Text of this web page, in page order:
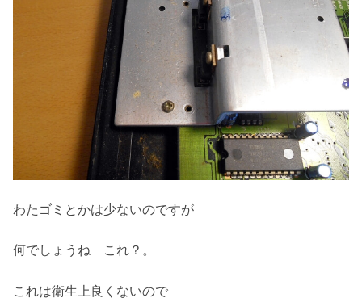
わたゴミとかは少ないのですが
何でしょうね これ？。
これは衛生上良くないので